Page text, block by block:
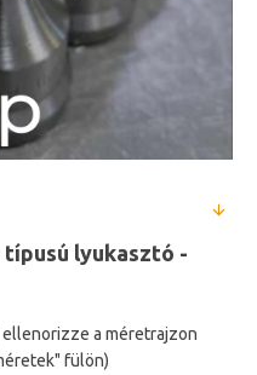
típusú lyukasztó -
a méretrajzon
fülön)